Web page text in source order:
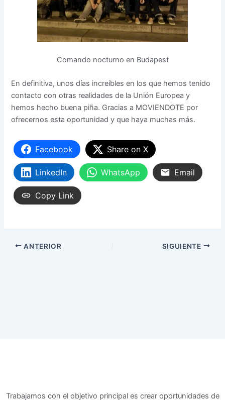
Comando nocturno en Budapest
En definitiva, unos días increíbles en los que hemos tenido
contacto con otras realidades de la Unión Europea y
hemos hecho buena piña. Gracias a MOVIENDOTE por
ofrecernos esta oportunidad y que haya muchas más.
Facebook Share on X
LinkedIn WhatsApp Email
Copy Link
ANTERIOR SIGUIENTE
Trabajamos con el objetivo principal es crear oportunidades de